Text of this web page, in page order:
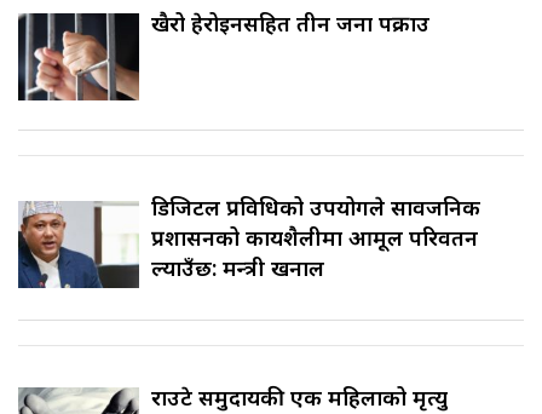
खैरो हेरोइनसहित तीन जना पक्राउ
डिजिटल प्रविधिको उपयोगले सार्वजनिक
प्रशासनको कार्यशैलीमा आमूल परिवर्तन
ल्याउँछ: मन्त्री खनाल
राउटे समुदायकी एक महिलाको मृत्यु